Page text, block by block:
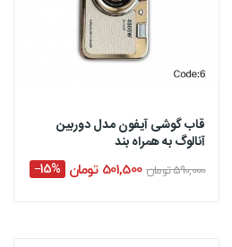
قاب گوشی آیفون مدل دوربین
آنالوگ به همراه بند
590,000 تومان 501,500 تومان ‎−15%